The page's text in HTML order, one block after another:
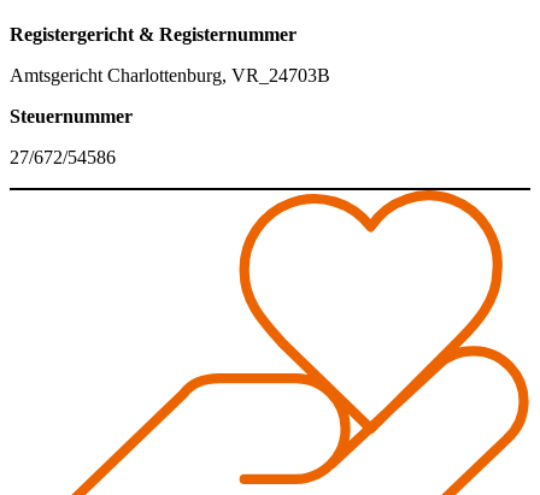
Registergericht & Registernummer
Amtsgericht Charlottenburg, VR_24703B
Steuernummer
27/672/54586